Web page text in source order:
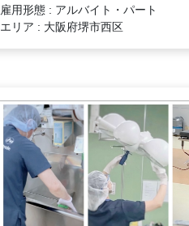
雇用形態 : アルバイト・パート
エリア : 大阪府堺市西区